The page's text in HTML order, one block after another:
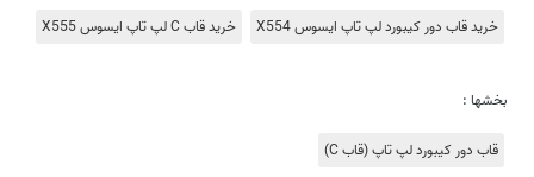
خرید قاب دور کیبورد لپ تاپ ایسوس X554
خرید قاب C لپ تاپ ایسوس X555
بخشها :
قاب دور کیبورد لپ تاپ (قاب C)